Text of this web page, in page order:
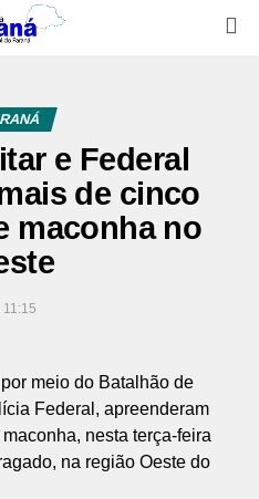
e Federal
de cinco
maconha no
meio do Batalhão de
Federal, apreenderam
nesta terça-feira
na região Oeste do